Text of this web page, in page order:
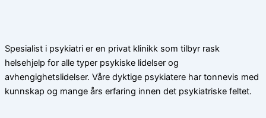
Spesialist i psykiatri er en privat klinikk som tilbyr rask
helsehjelp for alle typer psykiske lidelser og
avhengighetslidelser. Våre dyktige psykiatere har tonnevis med
kunnskap og mange års erfaring innen det psykiatriske feltet.